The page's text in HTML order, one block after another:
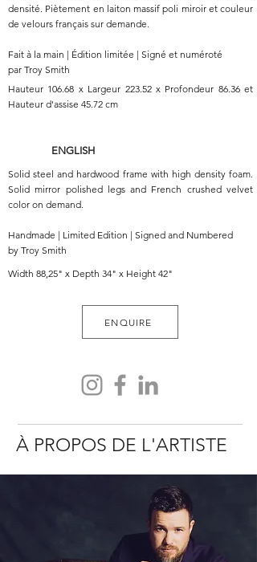
densité. Piètement en laiton massif poli miroir et couleur
de velours français sur demande.
Fait à la main | Édition limitée | Signé et numéroté
par Troy Smith
Hauteur 106.68 x Largeur 223.52 x Profondeur 86.36 et
Hauteur d'assise 45.72 cm
ENGLISH
Solid steel and hardwood frame with high density foam.
Solid mirror polished legs and French crushed velvet
color on demand.
Handmade | Limited Edition | Signed and Numbered
by Troy Smith
Width 88,25" x Depth 34" x Height 42"
ENQUIRE
À PROPOS DE L'ARTISTE